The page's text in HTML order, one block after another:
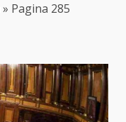
» Pagina 285